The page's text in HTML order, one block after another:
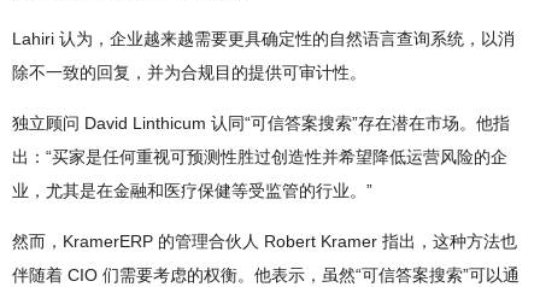
Lahiri 认为，企业越来越需要更具确定性的自然语言查询系统，以消
除不一致的回复，并为合规目的提供可审计性。
独立顾问 David Linthicum 认同“可信答案搜索”存在潜在市场。他指
出：“买家是任何重视可预测性胜过创造性并希望降低运营风险的企
业，尤其是在金融和医疗保健等受监管的行业。”
然而，KramerERP 的管理合伙人 Robert Kramer 指出，这种方法也
伴随着 CIO 们需要考虑的权衡。他表示，虽然“可信答案搜索”可以通